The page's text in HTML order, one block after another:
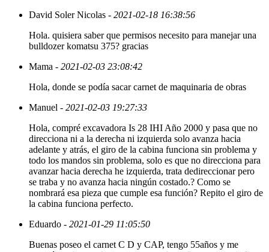
David Soler Nicolas - 2021-02-18 16:38:56
Hola. quisiera saber que permisos necesito para manejar una
bulldozer komatsu 375? gracias
Mama - 2021-02-03 23:08:42
Hola, donde se podía sacar carnet de maquinaria de obras
Manuel - 2021-02-03 19:27:33
Hola, compré excavadora Is 28 IHI Año 2000 y pasa que no
direcciona ni a la derecha ni izquierda solo avanza hacia
adelante y atrás, el giro de la cabina funciona sin problema y
todo los mandos sin problema, solo es que no direcciona para
avanzar hacia derecha he izquierda, trata dedireccionar pero
se traba y no avanza hacia ningún costado.? Como se
nombrará esa pieza que cumple esa función? Repito el giro de
la cabina funciona perfecto.
Eduardo - 2021-01-29 11:05:50
Buenas poseo el carnet C D y CAP, tengo 55años y me